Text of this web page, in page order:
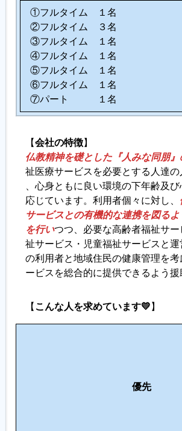
①フルタイム １名
②フルタイム ３名
③フルタイム １名
④フルタイム １名
⑤フルタイム １名
⑥フルタイム １名
⑦パート １名
【会社の特徴】
仏教精神を礎とした『人みな同朋』
祉医療サービスを必要とする人達の
、心身ともに良い環境の下年齢及
応じています。利用者個々に対し、
サービスとの有機的な連携を図る
を行いつつ、必要な高齢者福祉サ
祉サービス・児童福祉サービスと
の利用者と地域住民の健康管理を
ービスを総合的に提供できるよう援
【 こんな人を求めています💛 】
優先